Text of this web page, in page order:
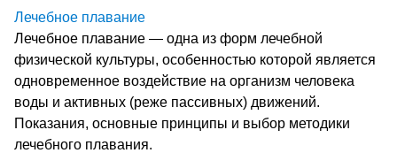
Лечебное плавание
Лечебное плавание — одна из форм лечебной
физической культуры, особенностью которой является
одновременное воздействие на организм человека
воды и активных (реже пассивных) движений.
Показания, основные принципы и выбор методики
лечебного плавания.